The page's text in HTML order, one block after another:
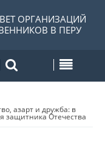
ОРГАНИЗАЦИЙ
В ПЕРУ
азарт и дружба: в
защитника Отечества